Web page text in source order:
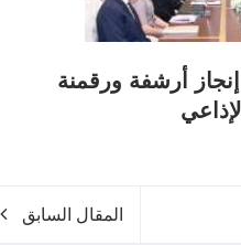
أرشفة ورقمنة
المقال السابق